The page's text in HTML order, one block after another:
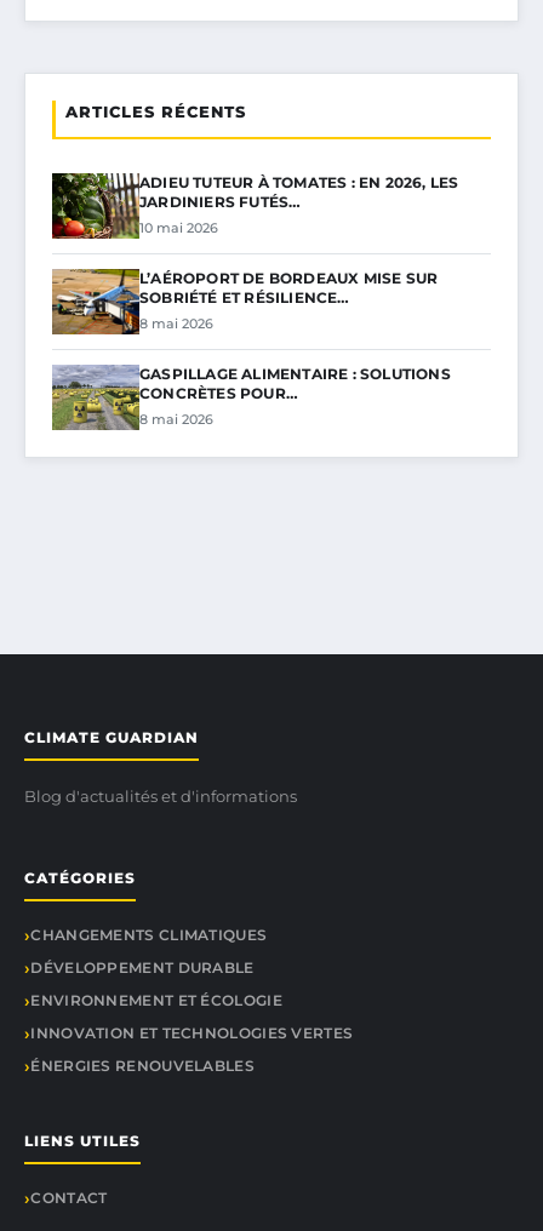
ARTICLES RÉCENTS
ADIEU TUTEUR À TOMATES : EN 2026, LES
JARDINIERS FUTÉS…
10 mai 2026
L’AÉROPORT DE BORDEAUX MISE SUR
SOBRIÉTÉ ET RÉSILIENCE…
8 mai 2026
GASPILLAGE ALIMENTAIRE : SOLUTIONS
CONCRÈTES POUR…
8 mai 2026
CLIMATE GUARDIAN
Blog d'actualités et d'informations
CATÉGORIES
CHANGEMENTS CLIMATIQUES
DÉVELOPPEMENT DURABLE
ENVIRONNEMENT ET ÉCOLOGIE
INNOVATION ET TECHNOLOGIES VERTES
ÉNERGIES RENOUVELABLES
LIENS UTILES
CONTACT